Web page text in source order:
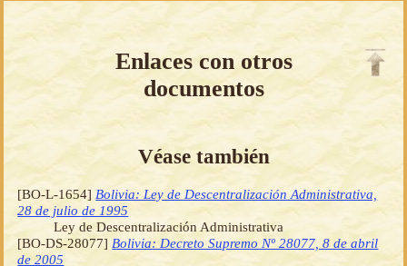
Enlaces con otros
documentos
Véase también
[BO-L-1654] Bolivia: Ley de Descentralización Administrativa,
28 de julio de 1995
Ley de Descentralización Administrativa
[BO-DS-28077] Bolivia: Decreto Supremo Nº 28077, 8 de abril
de 2005